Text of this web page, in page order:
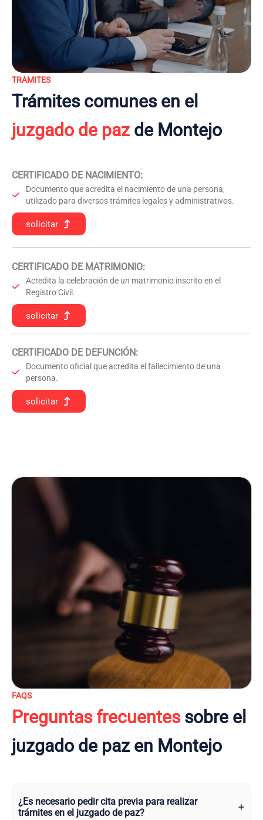
TRAMITES
Trámites comunes en el
juzgado de pazde Montejo
CERTIFICADO DE NACIMIENTO:
Documento que acredita el nacimiento de una persona,
utilizado para diversos trámites legales y administrativos.
solicitar
CERTIFICADO DE MATRIMONIO:
Acredita la celebración de un matrimonio inscrito en el
Registro Civil.
solicitar
CERTIFICADO DE DEFUNCIÓN:
Documento oficial que acredita el fallecimiento de una
persona.
solicitar
FAQS
Preguntas frecuentessobre el
juzgado de paz en Montejo
¿Es necesario pedir cita previa para realizar
trámites en el juzgado de paz?